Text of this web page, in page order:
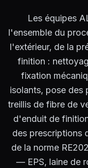
Les équipes
l'ensemble du
l'extérieur, de la
finition :
fixation
isolants, pose des
treillis de fibre de
d'enduit de
des prescriptions
de la norme
— EPS, laine de